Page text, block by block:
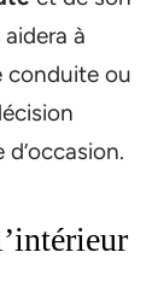
à
conduite ou